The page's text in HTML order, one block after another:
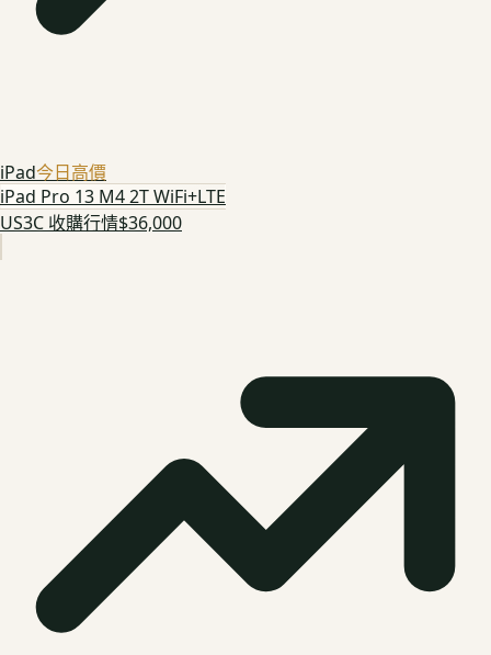
iPad今日高價
iPad Pro 13 M4 2T WiFi+LTE
US3C 收購行情$36,000